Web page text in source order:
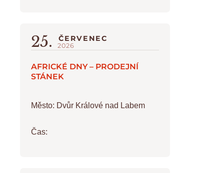
AFRICKÉ DNY – PRODEJNÍ
STÁNEK
Město: Dvůr Králové nad Labem
Čas:
25. ČERVENEC
2026